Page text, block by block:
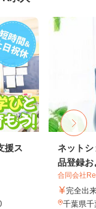
援ス
ネットシ
品登録お
合同会社
完全出
千葉県